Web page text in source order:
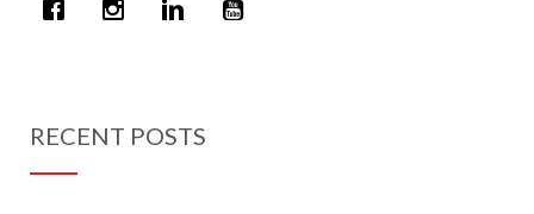
RECENT POSTS